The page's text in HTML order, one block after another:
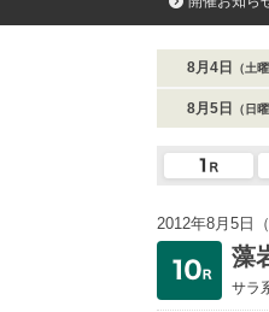
8月4日 （土曜
8月5日 （日曜
2012年8月5日
藻
サラ